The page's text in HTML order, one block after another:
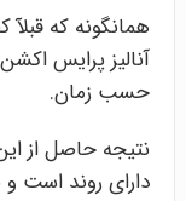
همانگونه که
آنالیز پرایس
حسب زمان.
نتیجه حاصل از
دارای روند است و